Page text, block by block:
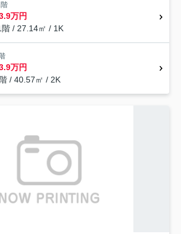
万円
階 / 27.14㎡ / 1K
万円
/ 40.57㎡ / 2K